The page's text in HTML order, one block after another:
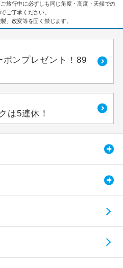
旅行中に必ずしも同じ角度・高度・天候での
ご了承ください。
、改変等を固く禁じます。
ンプレゼント！89
は5連休！